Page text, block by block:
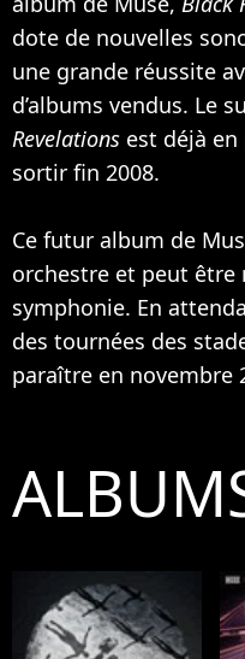
dote de nouvelles
une grande réussite
d’albums vendus. Le
Revelations est déjà
sortir fin 2008.
Ce futur album de
orchestre et peut être
symphonie. En
des tournées des
paraître en novembre